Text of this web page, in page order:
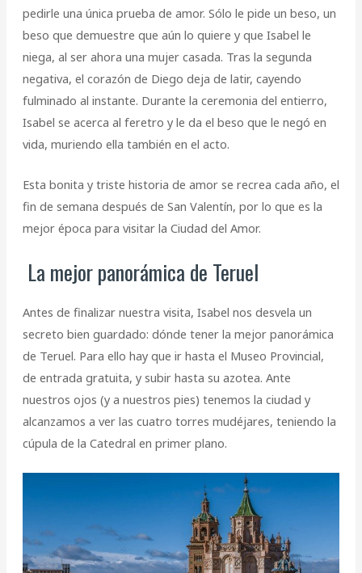
pedirle una única prueba de amor. Sólo le pide un beso, un
beso que demuestre que aún lo quiere y que Isabel le
niega, al ser ahora una mujer casada. Tras la segunda
negativa, el corazón de Diego deja de latir, cayendo
fulminado al instante. Durante la ceremonia del entierro,
Isabel se acerca al feretro y le da el beso que le negó en
vida, muriendo ella también en el acto.
Esta bonita y triste historia de amor se recrea cada año, el
fin de semana después de San Valentín, por lo que es la
mejor época para visitar la Ciudad del Amor.
La mejor panorámica de Teruel
Antes de finalizar nuestra visita, Isabel nos desvela un
secreto bien guardado: dónde tener la mejor panorámica
de Teruel. Para ello hay que ir hasta el Museo Provincial,
de entrada gratuita, y subir hasta su azotea. Ante
nuestros ojos (y a nuestros pies) tenemos la ciudad y
alcanzamos a ver las cuatro torres mudéjares, teniendo la
cúpula de la Catedral en primer plano.